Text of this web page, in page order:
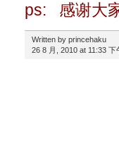
ps: 感谢大
Written by princehaku
26 8 月, 2010 at 11:33 下